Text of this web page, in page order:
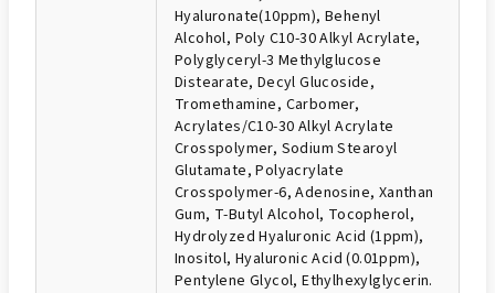
Hyaluronate(10ppm), Behenyl
Alcohol, Poly C10-30 Alkyl Acrylate,
Polyglyceryl-3 Methylglucose
Distearate, Decyl Glucoside,
Tromethamine, Carbomer,
Acrylates/C10-30 Alkyl Acrylate
Crosspolymer, Sodium Stearoyl
Glutamate, Polyacrylate
Crosspolymer-6, Adenosine, Xanthan
Gum, T-Butyl Alcohol, Tocopherol,
Hydrolyzed Hyaluronic Acid (1ppm),
Inositol, Hyaluronic Acid (0.01ppm),
Pentylene Glycol, Ethylhexylglycerin.